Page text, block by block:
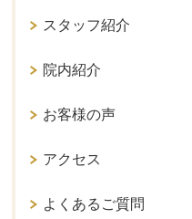
スタッフ紹介
院内紹介
お客様の声
アクセス
よくあるご質問